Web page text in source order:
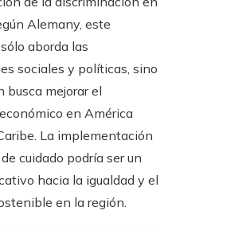
Alemany, este
aborda las
sociales y políticas, sino
busca mejorar el
en América
La implementación
cuidado podría ser un
hacia la igualdad y el
en la región.